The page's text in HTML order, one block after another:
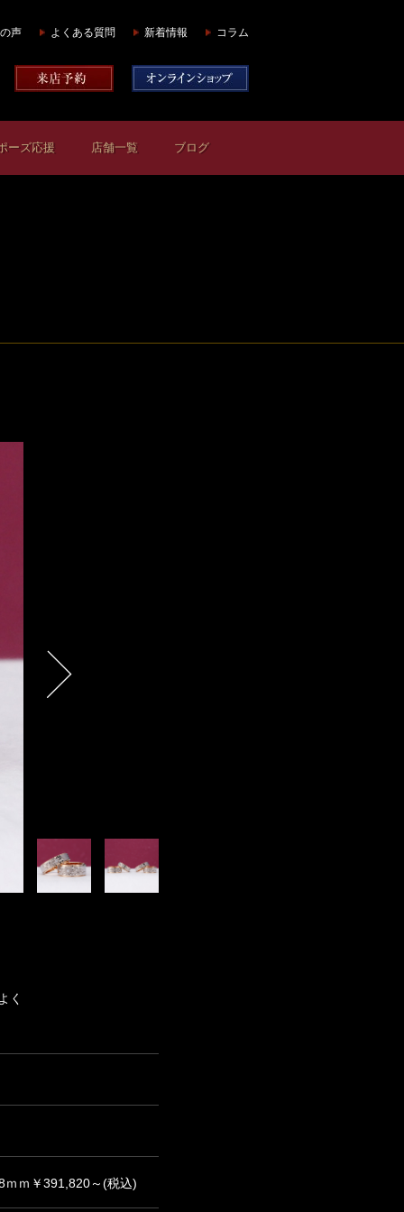
声 よくある質問 新着情報 コラム
ーズ応援 店舗一覧 ブログ
く
ｍ￥391,820～(税込)